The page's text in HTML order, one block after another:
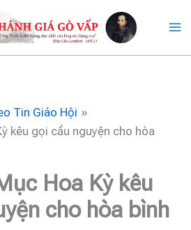
Tin Giáo Hội
kêu gọi cầu nguyện cho hòa
Hoa Kỳ kêu
cho hòa bình